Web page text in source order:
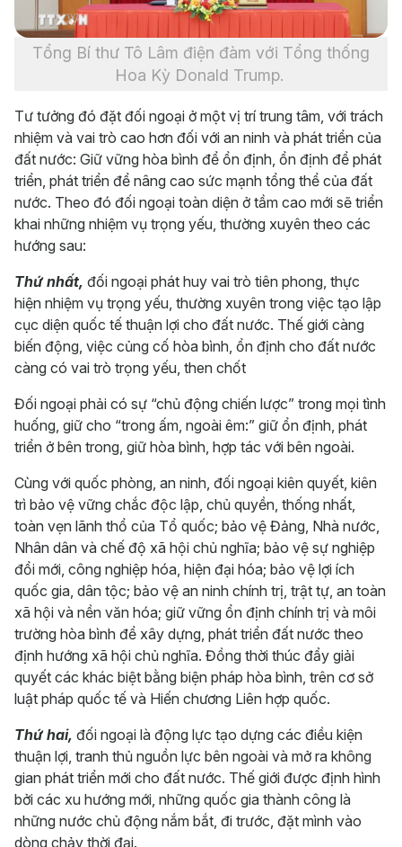
Tổng Bí thư Tô Lâm điện đàm với Tổng thống
Hoa Kỳ Donald Trump.
Tư tưởng đó đặt đối ngoại ở một vị trí trung tâm, với trách
nhiệm và vai trò cao hơn đối với an ninh và phát triển của
đất nước: Giữ vững hòa bình để ổn định, ổn định để phát
triển, phát triển để nâng cao sức mạnh tổng thể của đất
nước. Theo đó đối ngoại toàn diện ở tầm cao mới sẽ triển
khai những nhiệm vụ trọng yếu, thường xuyên theo các
hướng sau:
Thứ nhất, đối ngoại phát huy vai trò tiên phong, thực
hiện nhiệm vụ trọng yếu, thường xuyên trong việc tạo lập
cục diện quốc tế thuận lợi cho đất nước. Thế giới càng
biến động, việc củng cố hòa bình, ổn định cho đất nước
càng có vai trò trọng yếu, then chốt
Đối ngoại phải có sự “chủ động chiến lược” trong mọi tình
huống, giữ cho “trong ấm, ngoài êm:” giữ ổn định, phát
triển ở bên trong, giữ hòa bình, hợp tác với bên ngoài.
Cùng với quốc phòng, an ninh, đối ngoại kiên quyết, kiên
trì bảo vệ vững chắc độc lập, chủ quyền, thống nhất,
toàn vẹn lãnh thổ của Tổ quốc; bảo vệ Đảng, Nhà nước,
Nhân dân và chế độ xã hội chủ nghĩa; bảo vệ sự nghiệp
đổi mới, công nghiệp hóa, hiện đại hóa; bảo vệ lợi ích
quốc gia, dân tộc; bảo vệ an ninh chính trị, trật tự, an toàn
xã hội và nền văn hóa; giữ vững ổn định chính trị và môi
trường hòa bình để xây dựng, phát triển đất nước theo
định hướng xã hội chủ nghĩa. Đồng thời thúc đẩy giải
quyết các khác biệt bằng biện pháp hòa bình, trên cơ sở
luật pháp quốc tế và Hiến chương Liên hợp quốc.
Thứ hai, đối ngoại là động lực tạo dựng các điều kiện
thuận lợi, tranh thủ nguồn lực bên ngoài và mở ra không
gian phát triển mới cho đất nước. Thế giới được định hình
bởi các xu hướng mới, những quốc gia thành công là
những nước chủ động nắm bắt, đi trước, đặt mình vào
dòng chảy thời đại.